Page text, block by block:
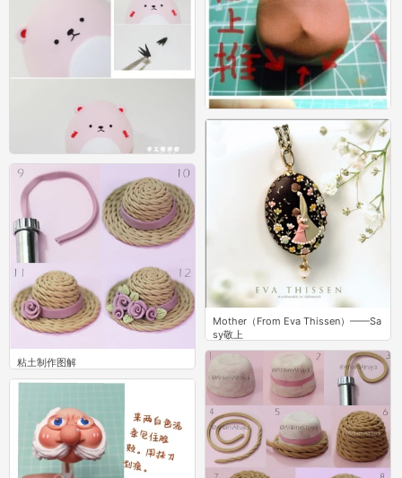
粘土人脸部教程(づ￣3￣)づ
超轻黏土
33
Mother（From Eva Thissen）——Sa
sy敬上
3
粘土制作图解
11